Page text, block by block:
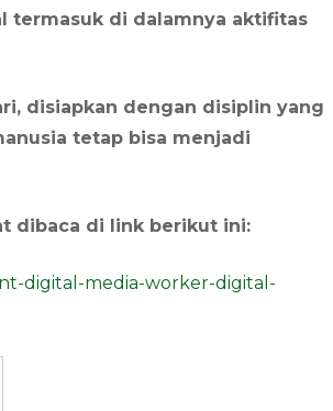
termasuk di dalamnya aktifitas
disiapkan dengan disiplin yang
tetap bisa menjadi
dibaca di link berikut ini:
digital-media-worker-digital-